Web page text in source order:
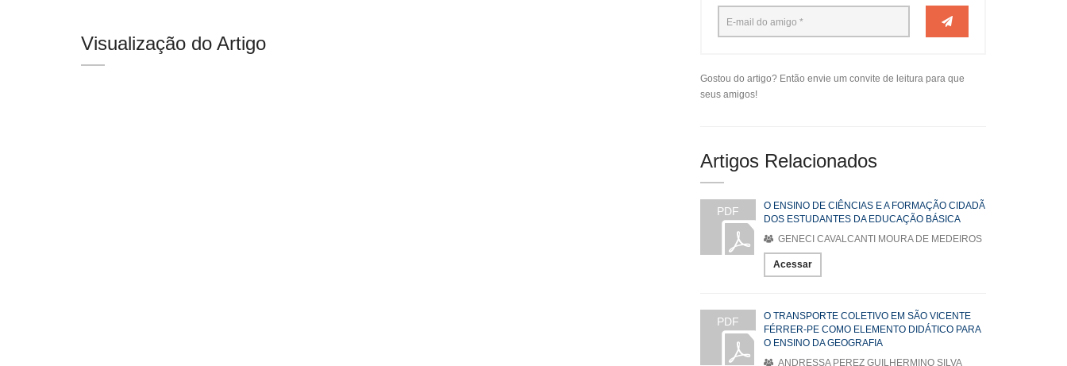
Visualização do Artigo
Gostou do artigo? Então envie um convite de leitura para que
seus amigos!
Artigos Relacionados
PDF
O ENSINO DE CIÊNCIAS E A FORMAÇÃO CIDADÃ
DOS ESTUDANTES DA EDUCAÇÃO BÁSICA
GENECI CAVALCANTI MOURA DE MEDEIROS
Acessar
PDF
O TRANSPORTE COLETIVO EM SÃO VICENTE
FÉRRER-PE COMO ELEMENTO DIDÁTICO PARA
O ENSINO DA GEOGRAFIA
ANDRESSA PEREZ GUILHERMINO SILVA